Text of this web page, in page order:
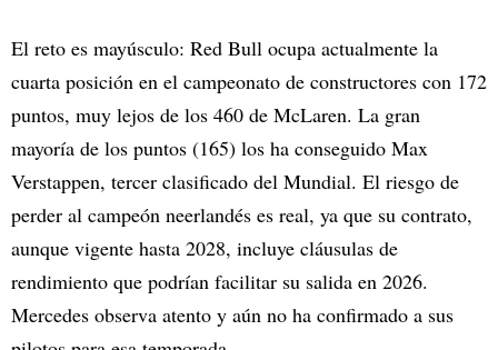
El reto es mayúsculo: Red Bull ocupa actualmente la
cuarta posición en el campeonato de constructores con 172
puntos, muy lejos de los 460 de McLaren. La gran
mayoría de los puntos (165) los ha conseguido Max
Verstappen, tercer clasificado del Mundial. El riesgo de
perder al campeón neerlandés es real, ya que su contrato,
aunque vigente hasta 2028, incluye cláusulas de
rendimiento que podrían facilitar su salida en 2026.
Mercedes observa atento y aún no ha confirmado a sus